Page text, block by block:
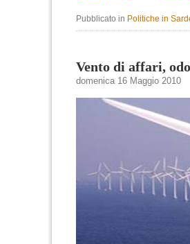
Pubblicato in Politiche in
Vento di affari,
domenica 16 Maggio 2010